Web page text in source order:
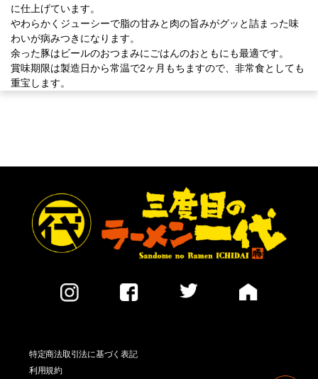
に仕上げています。
やわらかくジューシーで脂の甘みと肉の旨みがグッと詰まった味
わいが病みつきになります。
余った豚はビールのおつまみにごはんのおともにも最適です。
賞味期限は製造日から常温で2ヶ月もちますので、非常食としても
重宝します。
特定商法取引法に基づく表記
利用規約